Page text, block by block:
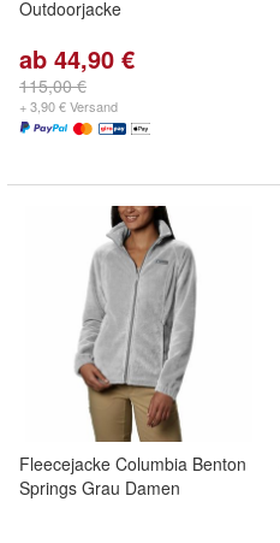
Outdoorjacke
ab 44,90 €
115,00 €
+ 3,90 € Versand
Fleecejacke Columbia Benton
Springs Grau Damen